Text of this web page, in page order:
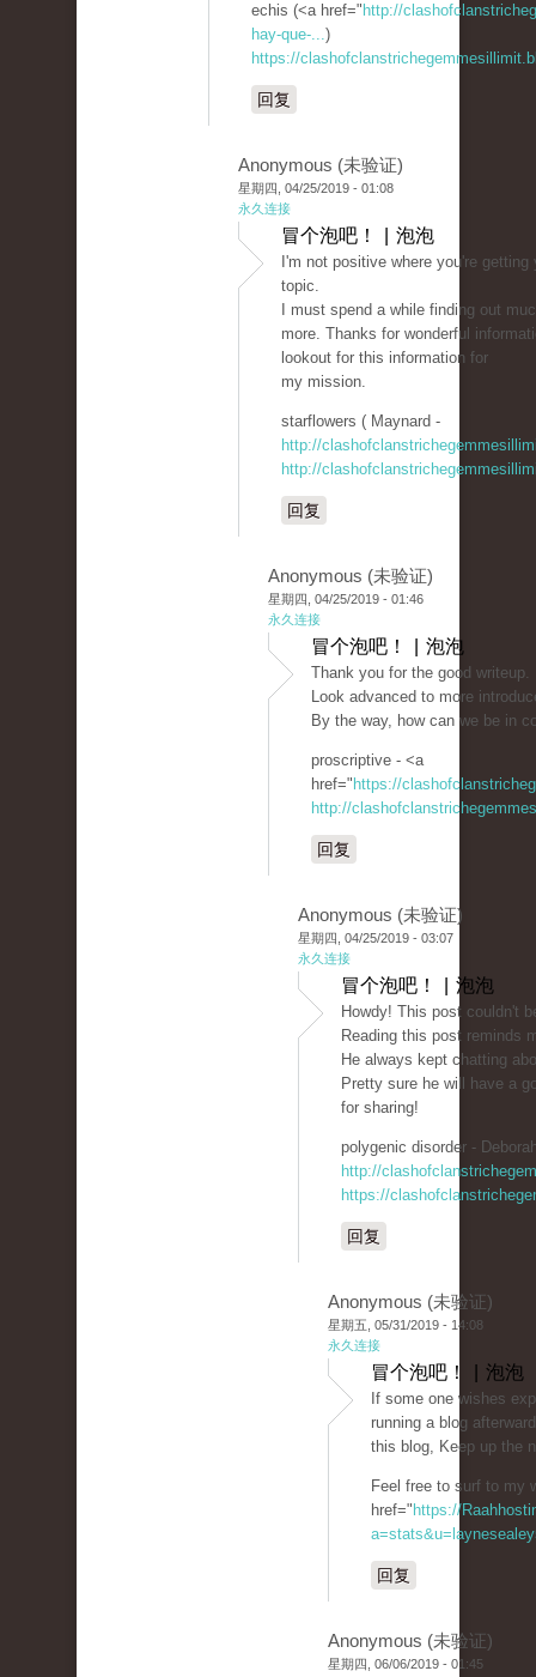
echis (<a href=" http://
hay-que-...)
https://
回复
Anonymous (未验证)
星期四, 04/25/2019 - 01:08
永久连接
冒个泡吧！ | 泡泡
I'm not positive where you're
topic.
I must spend a while finding out
more. Thanks for wonderful
lookout for this information for
my mission.
starflowers ( Maynard -
http://
http://
回复
Anonymous (未验证)
星期四, 04/25/2019 - 01:46
永久连接
冒个泡吧！ | 泡泡
Thank you for the good
Look advanced to more
By the way, how can we be in
proscriptive - <a
href=" https://
http://
回复
Anonymous (未验证)
星期四, 04/25/2019 - 03:07
永久连接
冒个泡吧！ | 泡泡
Howdy! This post couldn't
Reading this post reminds
He always kept chatting
Pretty sure he will have a
for sharing!
polygenic disorder -
http://
https://
回复
Anonymous (未验证)
星期五, 05/31/2019 - 14:08
永久连接
冒个泡吧！ | 泡泡
If some one wishes
running a blog
this blog, Keep up the
Feel free to surf to my
href=" https://
回复
Anonymous (未验证)
星期四, 06/06/2019 - 01:45